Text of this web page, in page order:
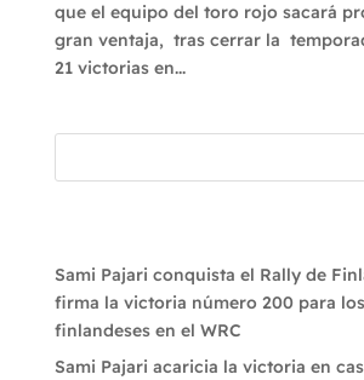
que el equipo del toro rojo sacará
gran ventaja, tras cerrar la
21 victorias en...
Sami Pajari conquista el Rally de
firma la victoria número 200 para
finlandeses en el WRC
Sami Pajari acaricia la victoria en